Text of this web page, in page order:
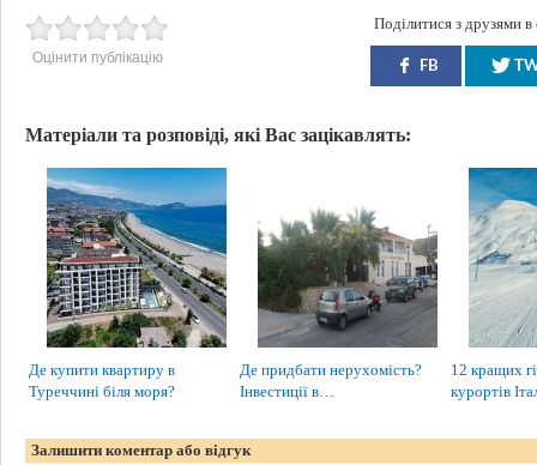
Оцінити публікацію
Поділитися з друзями
FB
Матеріали та розповіді, які Вас зацікавлять:
Де купити квартиру в
Туреччині біля моря?
Де придбати нерухомість?
Інвестиції в…
12 кращих
курортів
Залишити коментар або відгук